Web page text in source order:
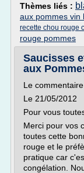
Thèmes liés :
aux pommes vin
recette chou rouge
rouge pommes
Saucisses
aux
Le
Le 21/05/2012
Pour vous
Merci pour vos
toutes cette
rouge et le
pratique car
congélation.